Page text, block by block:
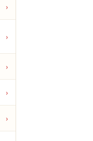
›
›
›
›
›